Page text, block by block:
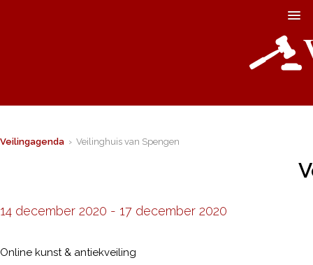
Veilingagenda › Veilinghuis van Spengen
14 december 2020 - 17 december 2020
Online kunst & antiekveiling